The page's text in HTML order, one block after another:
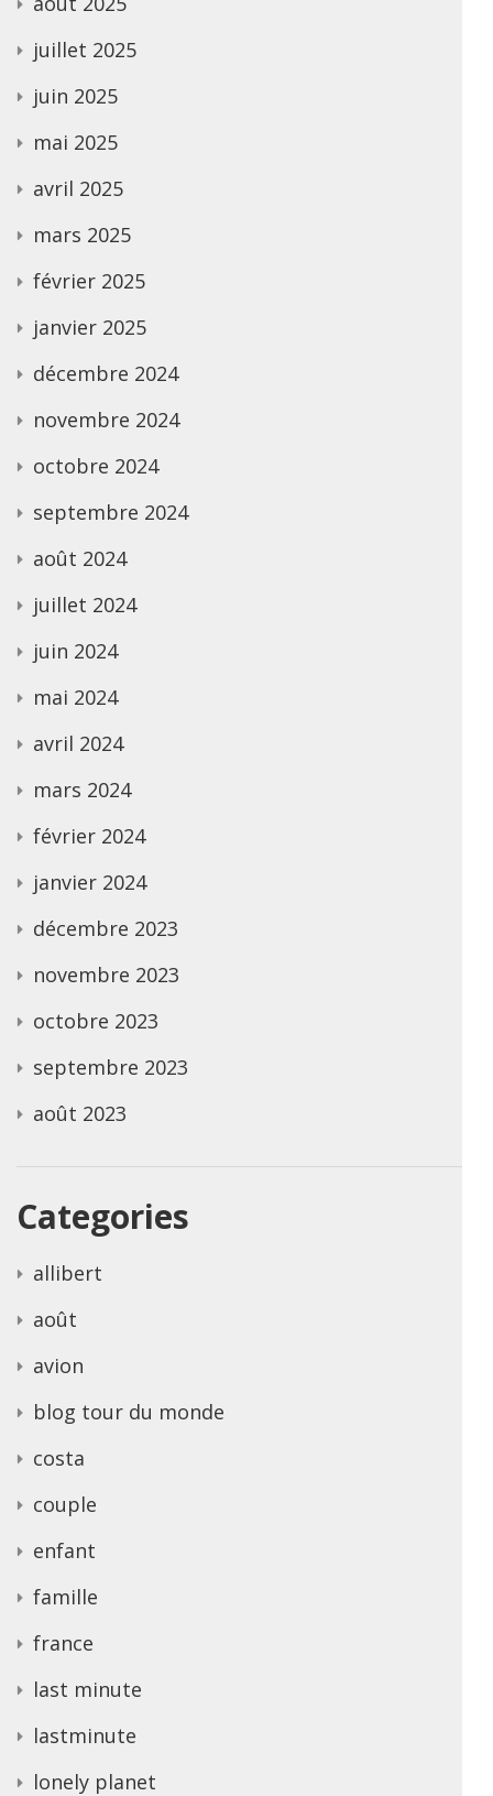
juillet 2025
juin 2025
mai 2025
avril 2025
mars 2025
février 2025
janvier 2025
décembre 2024
novembre 2024
octobre 2024
septembre 2024
août 2024
juillet 2024
juin 2024
mai 2024
avril 2024
mars 2024
février 2024
janvier 2024
décembre 2023
novembre 2023
octobre 2023
septembre 2023
août 2023
Categories
allibert
août
avion
blog tour du monde
costa
couple
enfant
famille
france
last minute
lastminute
lonely planet